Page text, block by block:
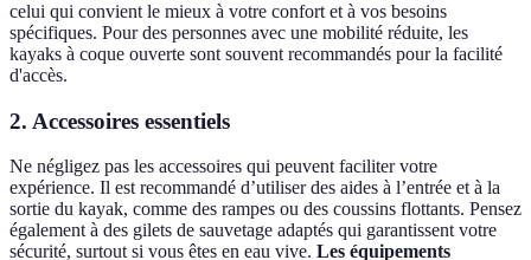
celui qui convient le mieux à votre confort et à vos besoins
spécifiques. Pour des personnes avec une mobilité réduite, les
kayaks à coque ouverte sont souvent recommandés pour la facilité
d'accès.
2. Accessoires essentiels
Ne négligez pas les accessoires qui peuvent faciliter votre
expérience. Il est recommandé d’utiliser des aides à l’entrée et à la
sortie du kayak, comme des rampes ou des coussins flottants. Pensez
également à des gilets de sauvetage adaptés qui garantissent votre
sécurité, surtout si vous êtes en eau vive. Les équipements